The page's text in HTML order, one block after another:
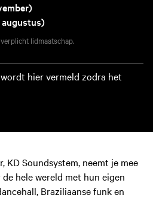
lidmaatschap.
hier vermeld zodra het
KD Soundsystem, neemt je mee
hele wereld met hun eigen
Braziliaanse funk en